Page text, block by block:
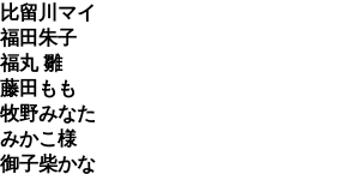
比留川マイ
福田朱子
福丸 雛
藤田もも
牧野みなた
みかこ様
御子柴かな